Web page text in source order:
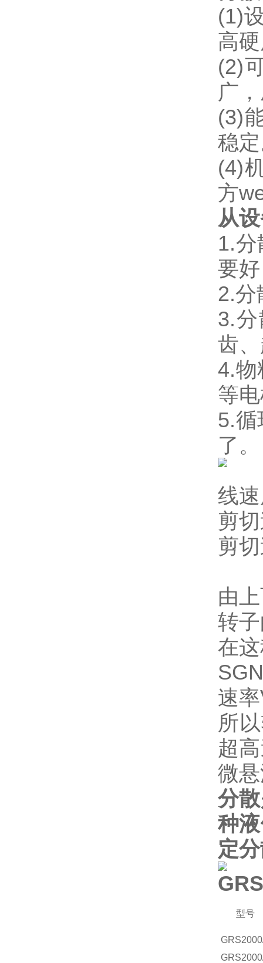
(1)
高
(2)
广
(3)
稳
(4)
方
从
1.分
要
2.分
3.
齿
4.物
等
5.循
了
线
剪
剪
由
转
在
速
所
超
微
分
种
定
型号